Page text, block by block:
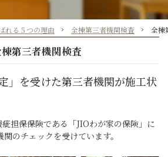
れる５つの理由 全棟第三者機関検査 全棟
第三者機関検査
」を受けた第三者機関が施工状
担保保険である「JIOわが家の保険」に
のチェックを受けています。